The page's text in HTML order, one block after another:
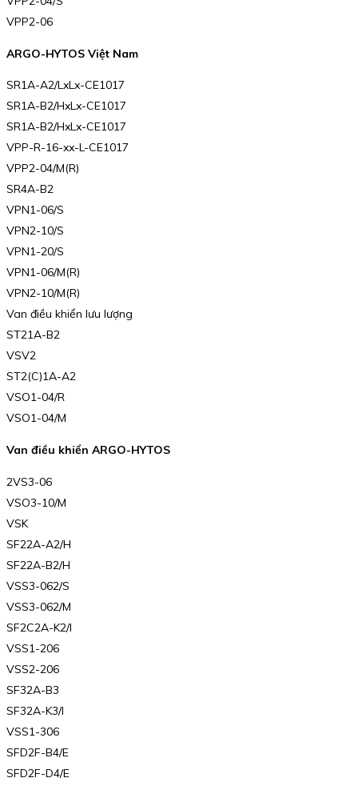
VPP2-06
ARGO-HYTOS Việt Nam
SR1A-A2/LxLx-CE1017
SR1A-B2/HxLx-CE1017
SR1A-B2/HxLx-CE1017
VPP-R-16-xx-L-CE1017
VPP2-04/M(R)
SR4A-B2
VPN1-06/S
VPN2-10/S
VPN1-20/S
VPN1-06/M(R)
VPN2-10/M(R)
Van điều khiển lưu lượng
ST21A-B2
VSV2
ST2(C)1A-A2
VSO1-04/R
VSO1-04/M
Van điều khiển ARGO-HYTOS
2VS3-06
VSO3-10/M
VSK
SF22A-A2/H
SF22A-B2/H
VSS3-062/S
VSS3-062/M
SF2C2A-K2/l
VSS1-206
VSS2-206
SF32A-B3
SF32A-K3/l
VSS1-306
SFD2F-B4/E
SFD2F-D4/E